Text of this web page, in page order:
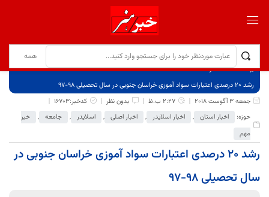
برگ نخست
نوشته‌ها
رشد 20 درصدی اعتبارات سواد آموزی خراسان جنوبی در سال تحصیلی 98-97
جمعه 3 آگوست 2018
2:27 ب.ظ بدون نظر
کدخبر:16703
حوزه:
اخبار استان , اخبار اسلایدر , اخبار اصلی , اسلایدر , جامعه ,
خبر
مهم
رشد 20 درصدی اعتبارات سواد آموزی خراسان جنوبی در
سال تحصیلی 98-97